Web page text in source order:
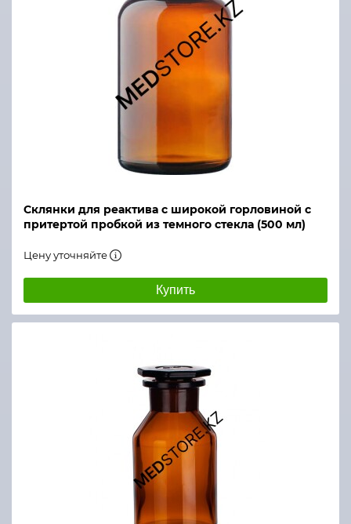
Склянки для реактива с широкой горловиной с
притертой пробкой из темного стекла (500 мл)
Цену уточняйте
Купить